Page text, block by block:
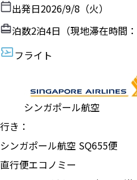
出発日2026/9/8（火）
泊数2泊4日（現地滞在時間：
フライト
シンガポール航空
行き：
シンガポール航空 SQ655便
直行便エコノミー